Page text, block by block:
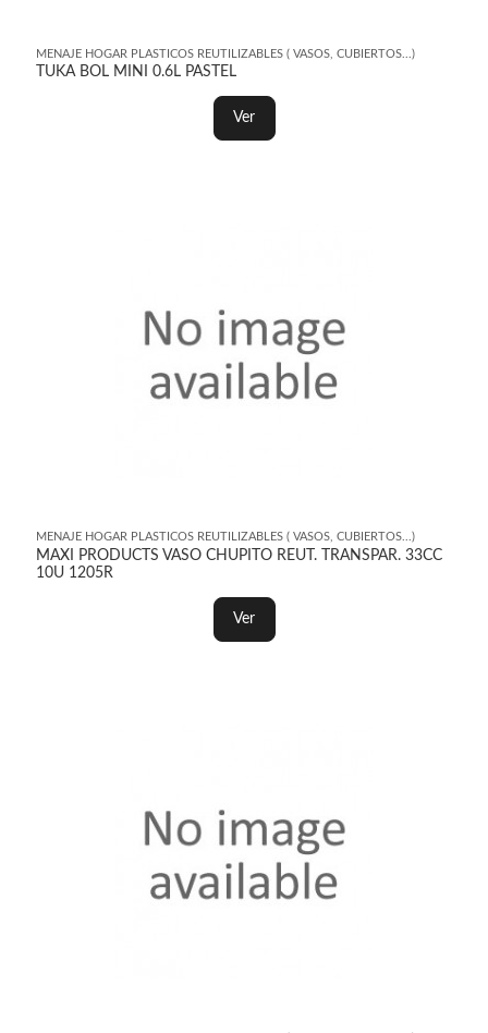
MENAJE HOGAR PLASTICOS REUTILIZABLES ( VASOS, CUBIERTOS...)
TUKA BOL MINI 0.6L PASTEL
Ver
MENAJE HOGAR PLASTICOS REUTILIZABLES ( VASOS, CUBIERTOS...)
MAXI PRODUCTS VASO CHUPITO REUT. TRANSPAR. 33CC
10U 1205R
Ver